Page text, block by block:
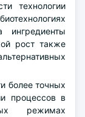
технологии
ингредиенты
рост также
более точных
процессов в
режимах